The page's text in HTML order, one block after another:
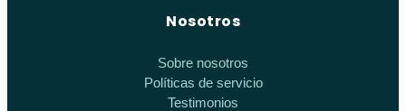
Nosotros
Sobre nosotros
Políticas de servicio
Testimonios